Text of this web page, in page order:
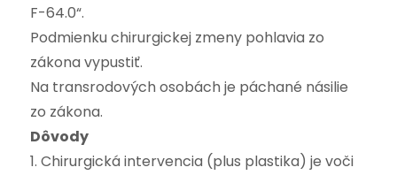
F-64.0“.
Podmienku chirurgickej zmeny pohlavia zo
zákona vypustiť.
Na transrodových osobách je páchané násilie
zo zákona.
Dôvody
1. Chirurgická intervencia (plus plastika) je voči